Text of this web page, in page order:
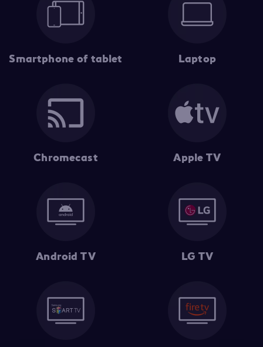
Smartphone of tablet Laptop
Chromecast Apple TV
Android TV LG TV